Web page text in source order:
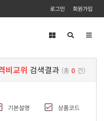
로그인 회원가입
비교위 검색결과 (총 0 건)
기본설명 상품코드